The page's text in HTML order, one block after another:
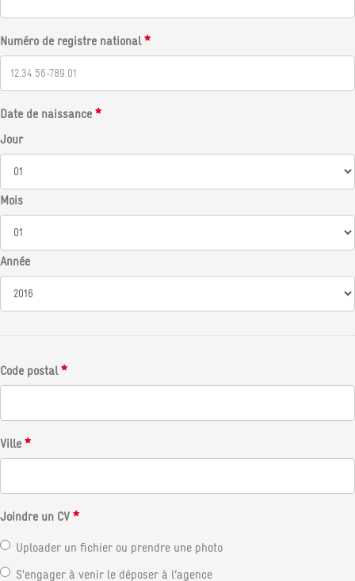
Numéro de registre national
Date de naissance
Jour
Mois
Année
Code postal
Ville
Joindre un CV
Uploader un fichier ou prendre une photo
S'engager à venir le déposer à l’agence